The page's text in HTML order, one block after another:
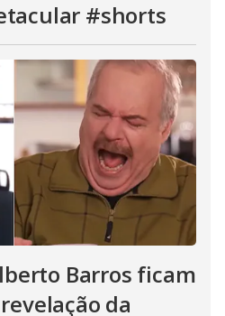
#shorts
Barros ficam
da